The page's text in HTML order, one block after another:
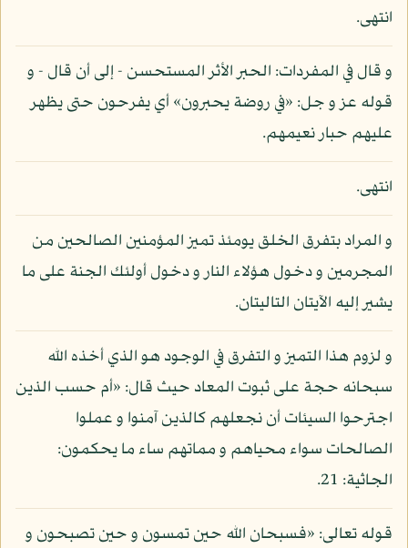
انتهى.
و قال في المفردات: الحبر الأثر المستحسن - إلى أن قال - و
قوله عز و جل: «في روضة يحبرون» أي يفرحون حتى يظهر
عليهم حبار نعيمهم.
انتهى.
و المراد بتفرق الخلق يومئذ تميز المؤمنين الصالحين من
المجرمين و دخول هؤلاء النار و دخول أولئك الجنة على ما
يشير إليه الآيتان التاليتان.
و لزوم هذا التميز و التفرق في الوجود هو الذي أخذه الله
سبحانه حجة على ثبوت المعاد حيث قال: «أم حسب الذين
اجترحوا السيئات أن نجعلهم كالذين آمنوا و عملوا
الصالحات سواء محياهم و مماتهم ساء ما يحكمون:
الجاثية: 21.
قوله تعالى: «فسبحان الله حين تمسون و حين تصبحون و